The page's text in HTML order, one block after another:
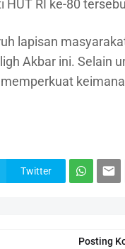
RI ke-80
lapisan
Akbar ini. Selain
Twitter
Posting